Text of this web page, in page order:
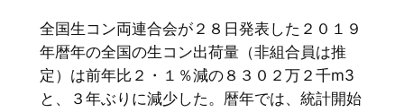
全国生コン両連合会が２８日発表した２０１９
年暦年の全国の生コン出荷量（非組合員は推
定）は前年比２・１％減の８３０２万２千m3
と、３年ぶりに減少した。暦年では、統計開始